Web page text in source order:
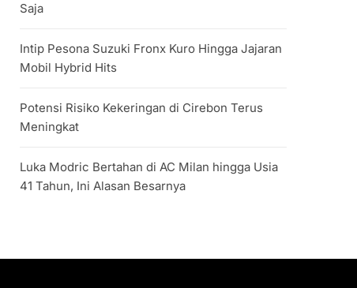
Saja
Intip Pesona Suzuki Fronx Kuro Hingga Jajaran
Mobil Hybrid Hits
Potensi Risiko Kekeringan di Cirebon Terus
Meningkat
Luka Modric Bertahan di AC Milan hingga Usia
41 Tahun, Ini Alasan Besarnya